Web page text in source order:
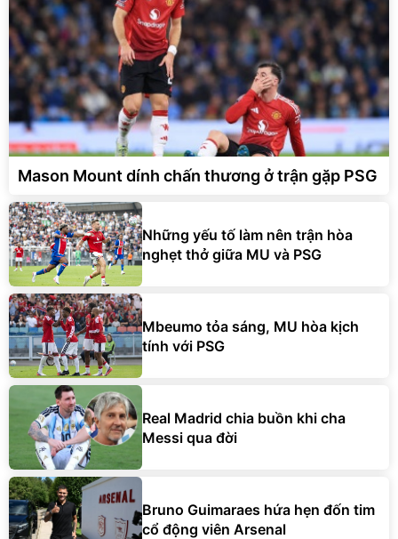
Mason Mount dính chấn thương ở trận gặp PSG
Những yếu tố làm nên trận hòa
nghẹt thở giữa MU và PSG
Mbeumo tỏa sáng, MU hòa kịch
tính với PSG
Real Madrid chia buồn khi cha
Messi qua đời
Bruno Guimaraes hứa hẹn đốn tim
cổ động viên Arsenal